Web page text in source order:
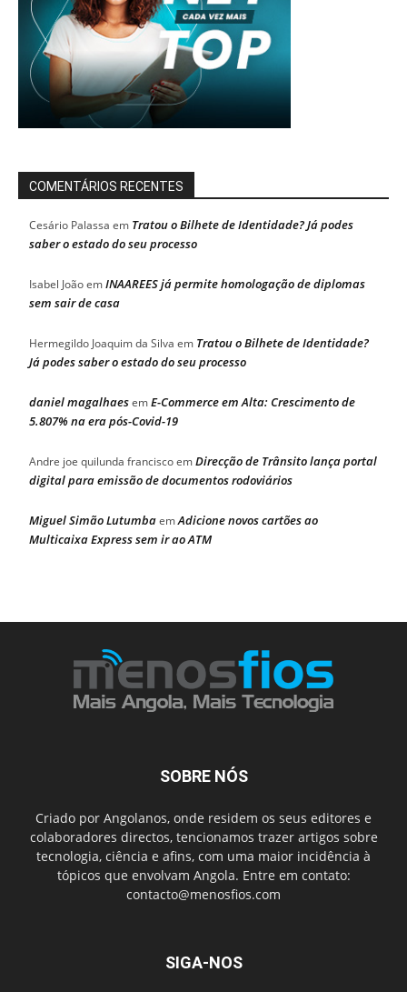
COMENTÁRIOS RECENTES
Cesário Palassa em Tratou o Bilhete de Identidade? Já podes
saber o estado do seu processo
Isabel JoãoemINAAREES já permite homologação de diplomas
sem sair de casa
Hermegildo Joaquim da Silva em Tratou o Bilhete de Identidade?
Já podes saber o estado do seu processo
daniel magalhaesemE-Commerce em Alta: Crescimento de
5.807% na era pós-Covid-19
Andre joe quilunda franciscoemDirecção de Trânsito lança portal
digital para emissão de documentos rodoviários
Miguel Simão LutumbaemAdicione novos cartões ao
Multicaixa Express sem ir ao ATM
SOBRE NÓS
Criado por Angolanos, onde residem os seus editores e
colaboradores directos, tencionamos trazer artigos sobre
tecnologia, ciência e afins, com uma maior incidência à
tópicos que envolvam Angola. Entre em contato:
contacto@menosfios.com
SIGA-NOS